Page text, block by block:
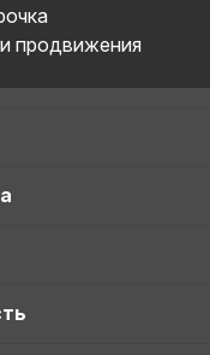
продвижения